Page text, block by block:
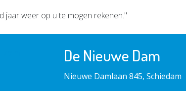
jaar weer op u te mogen rekenen."
De Nieuwe Dam
Nieuwe Damlaan 845, Schiedam